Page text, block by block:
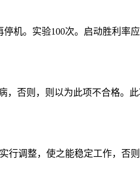
机。实验100次。启动胜利率
，否则，则以为此项不合格。
行调整，使之能稳定工作，否